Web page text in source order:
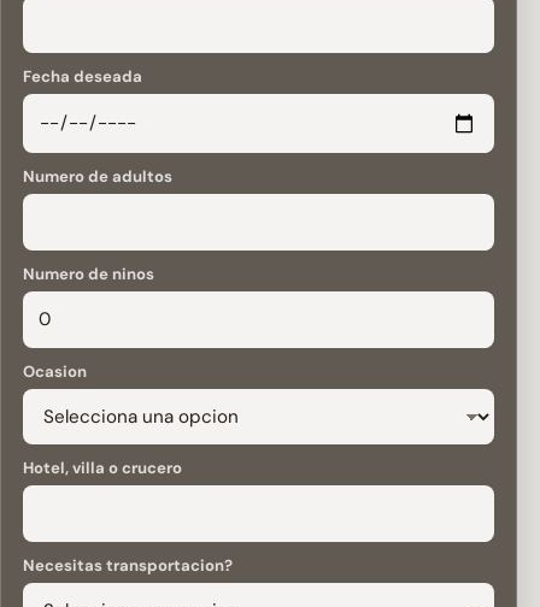
Fecha deseada
Numero de adultos
Numero de ninos
Ocasion
Hotel, villa o crucero
Necesitas transportacion?